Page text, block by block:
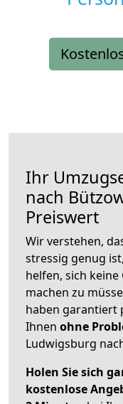
Ihr
nach
Preiswert
Wir verstehen,
stressig genug
helfen, sich
machen zu
haben garantiert
Ihnen ohne
Ludwigsburg
Holen Sie sich
kostenlose